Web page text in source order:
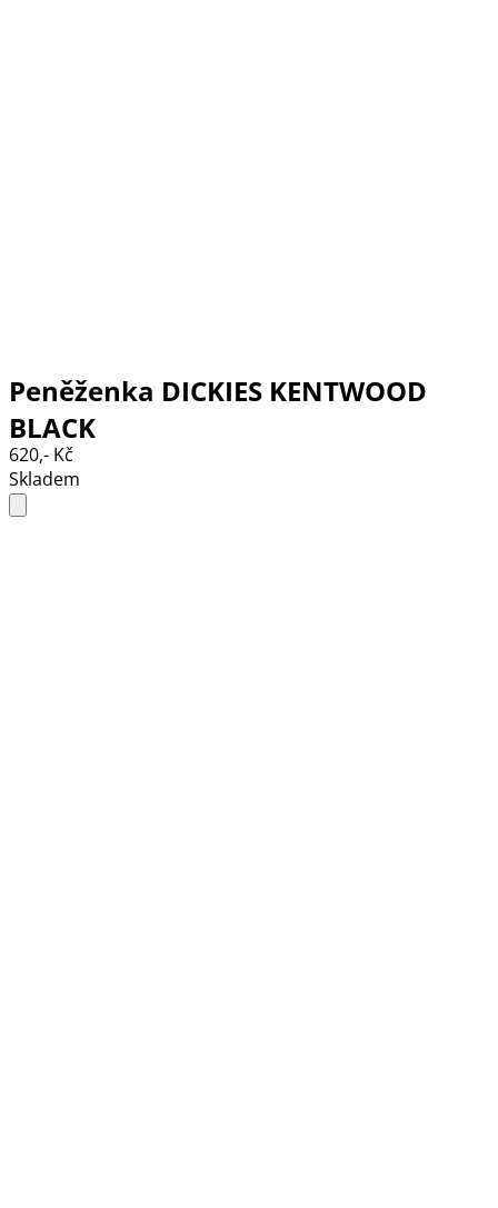
Peněženka DICKIES KENTWOOD
BLACK
620,- Kč
Skladem